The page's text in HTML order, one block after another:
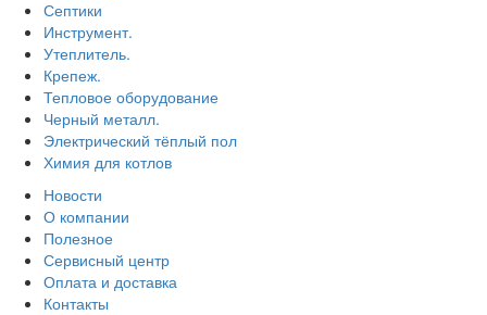
Септики
Инструмент.
Утеплитель.
Крепеж.
Тепловое оборудование
Черный металл.
Электрический тёплый пол
Химия для котлов
Новости
О компании
Полезное
Сервисный центр
Оплата и доставка
Контакты